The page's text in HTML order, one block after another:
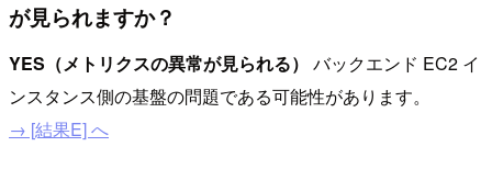
が見られますか？
YES（メトリクスの異常が見られる） バックエンド EC2 イ
ンスタンス側の基盤の問題である可能性があります。
→ [結果E] へ